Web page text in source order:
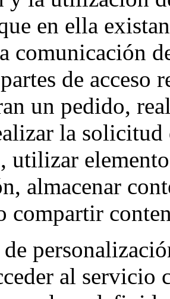
en ella
comunicación
de
un pedido,
la
utilizar
almacenar
compartir
al servicio